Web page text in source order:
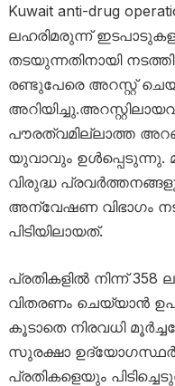
Kuwait anti-drug
ലഹരിമരുന്ന്
തടയുന്നതിനായി
രണ്ടുപേരെ അറസ്റ്റ്
പൗരത്വമില്ലാത്ത
യുവാവും
വിരുദ്ധ
അന്വേഷണ വിഭാഗം
പിടിയിലായത്.
പ്രതികളിൽ നിന്ന്
വിതരണം ചെയ്യാൻ
കൂടാതെ നിരവധി
സുരക്ഷാ ഉദ്യോഗസ്ഥർ
പ്രതികളെയും